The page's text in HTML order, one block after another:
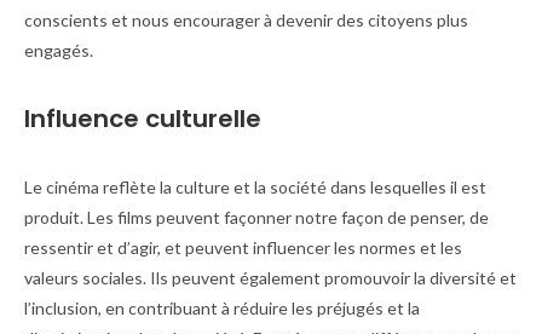
conscients et nous encourager à devenir des citoyens plus
engagés.
Influence culturelle
Le cinéma reflète la culture et la société dans lesquelles il est
produit. Les films peuvent façonner notre façon de penser, de
ressentir et d’agir, et peuvent influencer les normes et les
valeurs sociales. Ils peuvent également promouvoir la diversité et
l’inclusion, en contribuant à réduire les préjugés et la